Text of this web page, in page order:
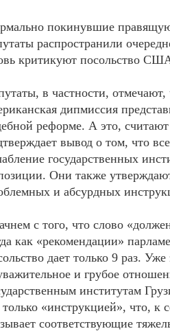
покинувшие
распространили
критикуют посольство
в частности, отмечают,
дипмиссия
реформе. А это,
вывод о том, что
государственных
Они также
и абсурдных
с того, что слово
как «рекомендации»
дает только 9 раз.
и грубое
институтам
«инструкцией», что,
соответствующие